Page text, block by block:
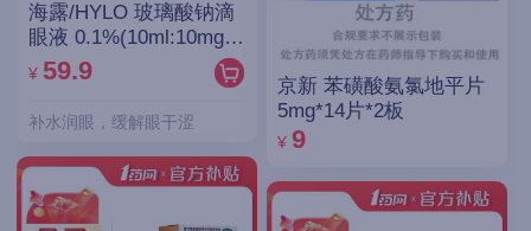
海露/HYLO 玻璃酸钠滴
眼液 0.1%(10ml:10mg)/
支(OTC)
¥ 59.9
补水润眼，缓解眼干涩
京新 苯磺酸氨氯地平片
5mg*14片*2板
¥ 9